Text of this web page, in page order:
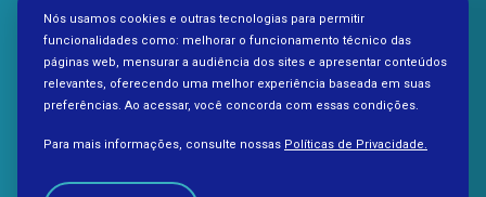
Nós usamos cookies e outras tecnologias para permitir
funcionalidades como: melhorar o funcionamento técnico das
páginas web, mensurar a audiência dos sites e apresentar conteúdos
relevantes, oferecendo uma melhor experiência baseada em suas
preferências. Ao acessar, você concorda com essas condições.
Para mais informações, consulte nossas Políticas de Privacidade.